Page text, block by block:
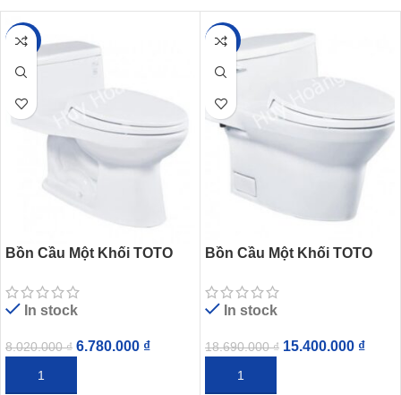
-15%
Bồn Cầu Một Khối TOTO
In stock
8.020.000₫ 6.780.000 ₫
THÊM VÀO GIỎ HÀNG
-18%
Bồn Cầu Một Khối TOTO
In stock
18.690.000₫ 15.400.000 ₫
THÊM VÀO GIỎ HÀNG